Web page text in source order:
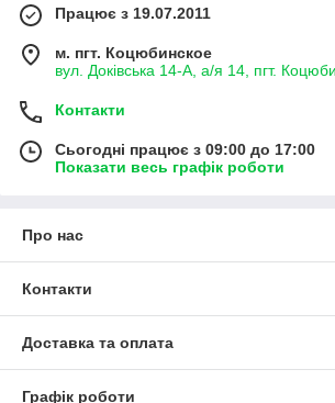
Працює з 19.07.2011
м. пгт. Коцюбинское
вул. Доківська 14-А, а/я 14, пгт.
Контакти
Сьогодні працює з 09:00 до 17:00
Показати весь графік роботи
Про нас
Контакти
Доставка та оплата
Графік роботи